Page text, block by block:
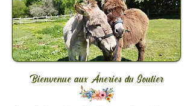
Bienvenue aux Âneries du Soulier